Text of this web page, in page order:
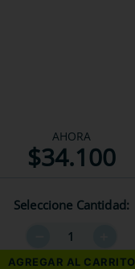
AHORA
$34.100
Seleccione Cantidad
AGREGAR AL CARRITO